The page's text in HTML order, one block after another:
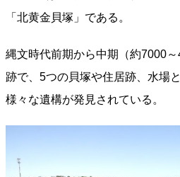
「北黄金貝塚」である。
縄文時代前期から中期（約7000
跡で、5つの貝塚や住居跡、水場
様々な遺構が発見されている。